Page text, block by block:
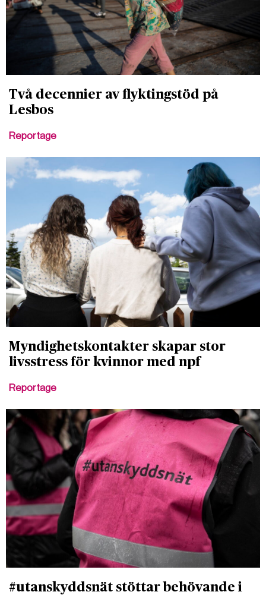
Två decennier av flyktingstöd på
Lesbos
Reportage
Myndighetskontakter skapar stor
livsstress för kvinnor med npf
Reportage
#utanskyddsnät stöttar behövande i